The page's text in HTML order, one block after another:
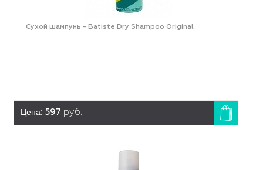
Сухой шампунь - Batiste Dry Shampoo Original
Цена: 597 руб.